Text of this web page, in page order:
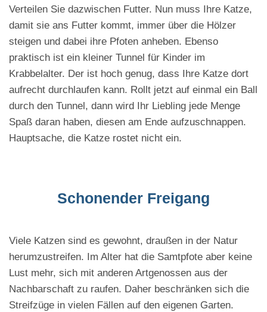
Verteilen Sie dazwischen Futter. Nun muss Ihre Katze,
damit sie ans Futter kommt, immer über die Hölzer
steigen und dabei ihre Pfoten anheben. Ebenso
praktisch ist ein kleiner Tunnel für Kinder im
Krabbelalter. Der ist hoch genug, dass Ihre Katze dort
aufrecht durchlaufen kann. Rollt jetzt auf einmal ein Ball
durch den Tunnel, dann wird Ihr Liebling jede Menge
Spaß daran haben, diesen am Ende aufzuschnappen.
Hauptsache, die Katze rostet nicht ein.
Schonender Freigang
Viele Katzen sind es gewohnt, draußen in der Natur
herumzustreifen. Im Alter hat die Samtpfote aber keine
Lust mehr, sich mit anderen Artgenossen aus der
Nachbarschaft zu raufen. Daher beschränken sich die
Streifzüge in vielen Fällen auf den eigenen Garten.